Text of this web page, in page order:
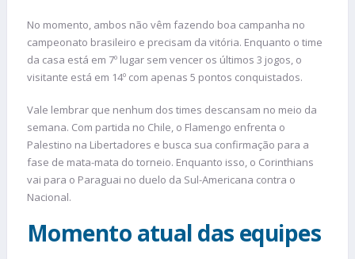
No momento, ambos não vêm fazendo boa campanha no
campeonato brasileiro e precisam da vitória. Enquanto o time
da casa está em 7º lugar sem vencer os últimos 3 jogos, o
visitante está em 14º com apenas 5 pontos conquistados.
Vale lembrar que nenhum dos times descansam no meio da
semana. Com partida no Chile, o Flamengo enfrenta o
Palestino na Libertadores e busca sua confirmação para a
fase de mata-mata do torneio. Enquanto isso, o Corinthians
vai para o Paraguai no duelo da Sul-Americana contra o
Nacional.
Momento atual das equipes